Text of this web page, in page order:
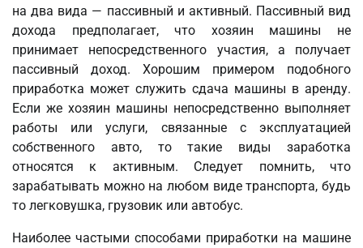
на два вида — пассивный и активный. Пассивный вид
дохода предполагает, что хозяин машины не
принимает непосредственного участия, а получает
пассивный доход. Хорошим примером подобного
приработка может служить сдача машины в аренду.
Если же хозяин машины непосредственно выполняет
работы или услуги, связанные с эксплуатацией
собственного авто, то такие виды заработка
относятся к активным. Следует помнить, что
зарабатывать можно на любом виде транспорта, будь
то легковушка, грузовик или автобус.
Наиболее частыми способами приработки на машине